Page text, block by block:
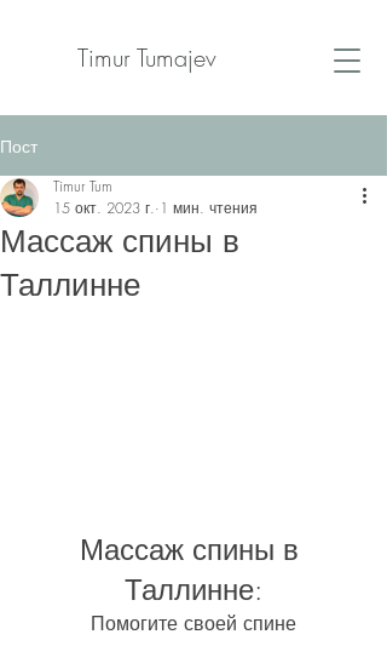
Timur Tumajev
Пост
Массаж спины в
Таллинне
Timur Tum
15 окт. 2023 г. 1 мин. чтения
Массаж спины в
Таллинне:
Помогите своей спине